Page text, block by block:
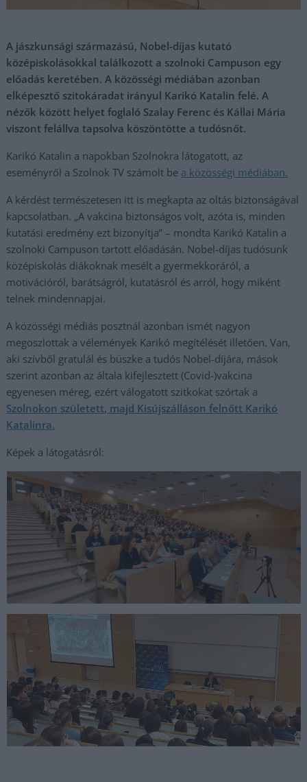
A jászkunsági származású, Nobel-díjas kutató
középiskolásokkal találkozott a szolnoki Campuson egy
előadás keretében. A közösségi médiában azonban
elképesztő szitokáradat irányul Karikó Katalin felé. A
nézők között helyet foglaló Szalay Ferenc és Kállai Mária
viszont felállva tapsolva köszöntötte a tudósnőt.
Karikó Katalin a napokban Szolnokra látogatott, az
eseményről a Szolnok TV számolt be a közösségi médiában.
A kérdést természetesen itt is megkapta az oltás biztonságával
kapcsolatban. „A vakcina biztonságos volt, azóta is, minden
kutatási eredmény ezt bizonyítja” – mondta Karikó Katalin a
szolnoki Campuson tartott előadásán. Nobel-díjas tudósunk
középiskolás diákoknak mesélt a gyermekkoráról, a
motivációról, barátságról, kutatásról és arról, hogy miként
telnek mindennapjai.
A közösségi médiás posztnál azonban ismét nagyon
megoszlottak a vélemények Karikó megítélését illetően. Van,
aki szívből gratulál és büszke a tudós Nobel-díjára, mások
szerint azonban az általa kifejlesztett (Covid-)vakcina
egyenesen méreg, ezért válogatott szitkokat szórtak a
Szolnokon született, majd Kisújszálláson felnőtt Karikó
Katalinra.
Képek a látogatásról: